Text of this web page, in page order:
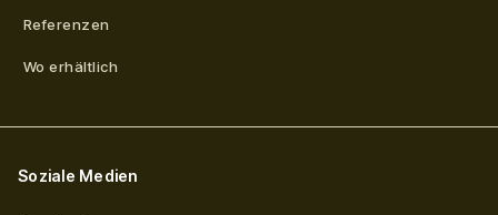
Referenzen
Wo erhältlich
Soziale Medien